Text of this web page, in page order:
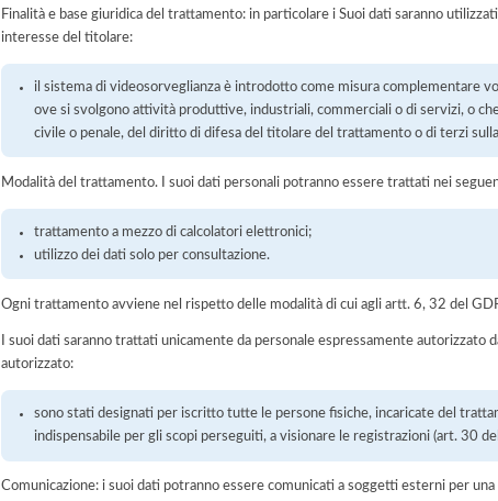
Finalità e base giuridica del trattamento: in particolare i Suoi dati saranno
interesse del titolare:
il sistema di videosorveglianza è introdotto come misura complementare
ove si svolgono attività produttive, industriali, commerciali o di servizi, o
civile o penale, del diritto di difesa del titolare del trattamento o di terzi
Modalità del trattamento. I suoi dati personali potranno essere trattati nei
trattamento a mezzo di calcolatori elettronici;
utilizzo dei dati solo per consultazione.
Ogni trattamento avviene nel rispetto delle modalità di cui agli artt. 6, 32 del
I suoi dati saranno trattati unicamente da personale espressamente
autorizzato:
sono stati designati per iscritto tutte le persone fisiche, incaricate del
indispensabile per gli scopi perseguiti, a visionare le registrazioni (art. 30
Comunicazione: i suoi dati potranno essere comunicati a soggetti esterni per